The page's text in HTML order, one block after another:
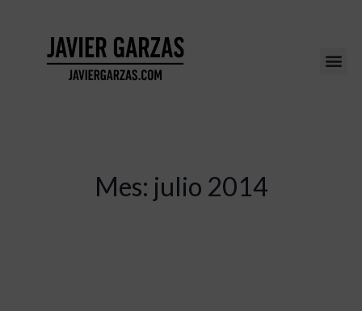
Mes: julio 2014